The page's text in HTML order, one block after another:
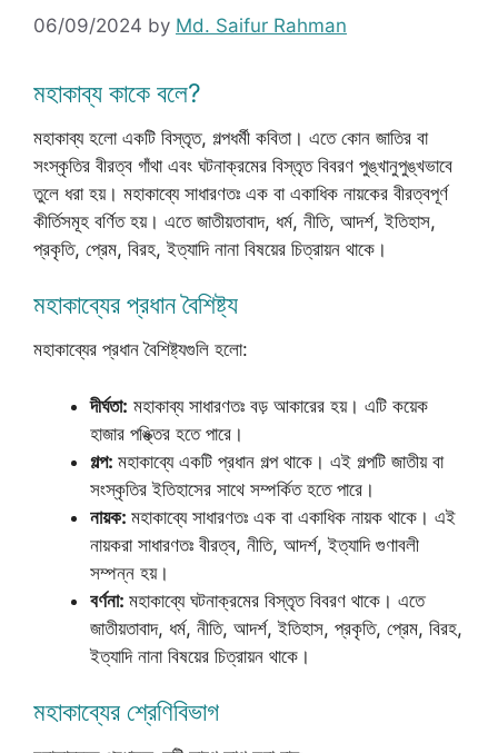
06/09/2024 by Md. Saifur Rahman
মহাকাব্য কাকে বলে?
মহাকাব্য হলো একটি বিস্তৃত, গল্পধর্মী কবিতা। এতে কোন জাতির বা
সংস্কৃতির বীরত্ব গাঁথা এবং ঘটনাক্রমের বিস্তৃত বিবরণ পুঙ্খানুপুঙ্খভাবে
তুলে ধরা হয়। মহাকাব্যে সাধারণতঃ এক বা একাধিক নায়কের বীরত্বপূর্ণ
কীর্তিসমূহ বর্ণিত হয়। এতে জাতীয়তাবাদ, ধর্ম, নীতি, আদর্শ, ইতিহাস,
প্রকৃতি, প্রেম, বিরহ, ইত্যাদি নানা বিষয়ের চিত্রায়ন থাকে।
মহাকাব্যের প্রধান বৈশিষ্ট্য
মহাকাব্যের প্রধান বৈশিষ্ট্যগুলি হলো:
দীর্ঘতা: মহাকাব্য সাধারণতঃ বড় আকারের হয়। এটি কয়েক
হাজার পঙ্ক্তির হতে পারে।
গল্প: মহাকাব্যে একটি প্রধান গল্প থাকে। এই গল্পটি জাতীয় বা
সংস্কৃতির ইতিহাসের সাথে সম্পর্কিত হতে পারে।
নায়ক: মহাকাব্যে সাধারণতঃ এক বা একাধিক নায়ক থাকে। এই
নায়করা সাধারণতঃ বীরত্ব, নীতি, আদর্শ, ইত্যাদি গুণাবলী
সম্পন্ন হয়।
বর্ণনা: মহাকাব্যে ঘটনাক্রমের বিস্তৃত বিবরণ থাকে। এতে
জাতীয়তাবাদ, ধর্ম, নীতি, আদর্শ, ইতিহাস, প্রকৃতি, প্রেম, বিরহ,
ইত্যাদি নানা বিষয়ের চিত্রায়ন থাকে।
মহাকাব্যের শ্রেণিবিভাগ